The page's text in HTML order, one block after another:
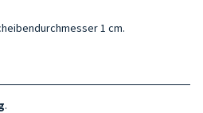
1 cm.
.